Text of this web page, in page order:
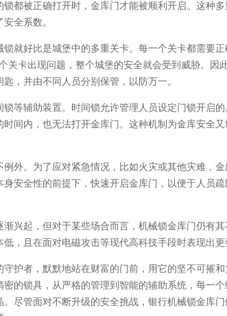
都被正确打开时，金库门才能被顺利开启。这种
全系数。
就好比是城堡中的多重关卡。每一个关卡都需要正
卡出现问题，整个城堡的安全就会受到威胁。因
，并由不同人员分别保管，以防万一。
等辅助装置。时间锁允许管理人员设定门锁开启
间内，也无法打开金库门。这种机制为金库安全又
外。为了应对紧急情况，比如火灾或其他灾难，
安全性的前提下，快速开启金库门，以便于人员
兴起，但对于某些场合而言，机械锁金库门仍有
，且在面对电磁攻击等现代高科技手段时表现出更
护者，默默地站在财富的门前，用它的坚不可摧
的锁具，从严格的管理到智能的辅助系统，每一
尽管面对不断升级的安全挑战，银行机械锁金库